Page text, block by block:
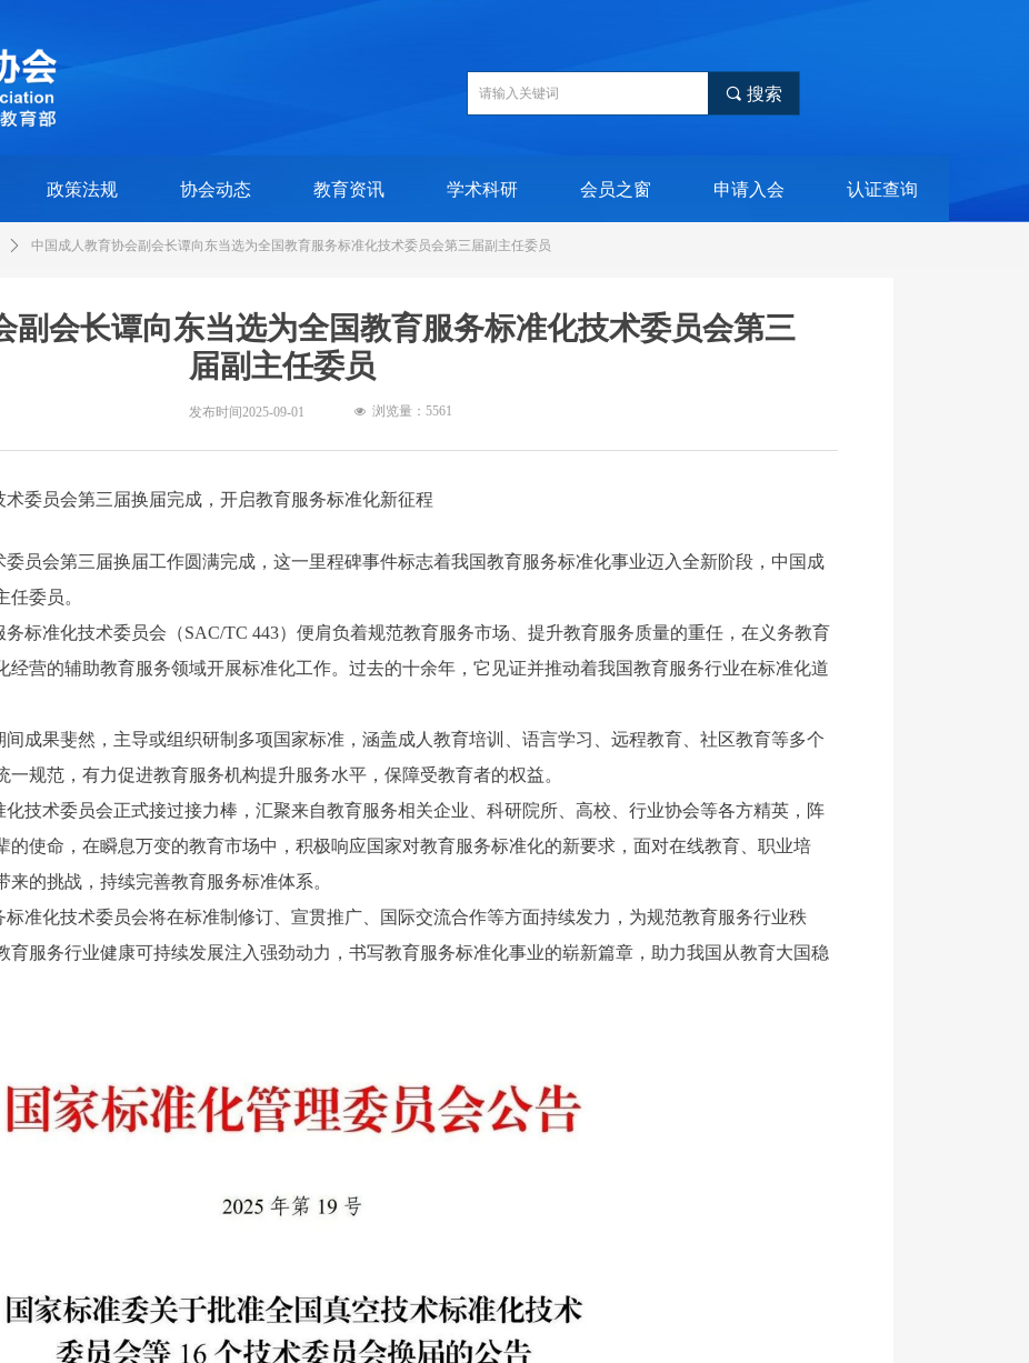
끠 搜索
政策法规 协会动态 教育资讯 学术科研 会员之窗 申请入会 认证查询
ꄲ 中国成人教育协会副会长谭向东当选为全国教育服务标准化技术委员会第三届副主任委员
副会长谭向东当选为全国教育服务标准化技术委员会第三
届副主任委员
发布时间2025-09-01 넶 浏览量：5561
委员会第三届换届完成，开启教育服务标准化新征程
员会第三届换届工作圆满完成，这一里程碑事件标志着我国教育服务标准化事业迈入全新阶段，中国成
任委员。
务标准化技术委员会（SAC/TC 443）便肩负着规范教育服务市场、提升教育服务质量的重任，在义务教育
经营的辅助教育服务领域开展标准化工作。过去的十余年，它见证并推动着我国教育服务行业在标准化道
成果斐然，主导或组织研制多项国家标准，涵盖成人教育培训、语言学习、远程教育、社区教育等多个
规范，有力促进教育服务机构提升服务水平，保障受教育者的权益。
技术委员会正式接过接力棒，汇聚来自教育服务相关企业、科研院所、高校、行业协会等各方精英，阵
的使命，在瞬息万变的教育市场中，积极响应国家对教育服务标准化的新要求，面对在线教育、职业培
的挑战，持续完善教育服务标准体系。
准化技术委员会将在标准制修订、宣贯推广、国际交流合作等方面持续发力，为规范教育服务行业秩
育服务行业健康可持续发展注入强劲动力，书写教育服务标准化事业的崭新篇章，助力我国从教育大国稳